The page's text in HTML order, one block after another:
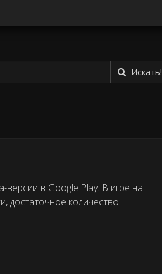
Искать!
в Google Play. В игре на
достаточное количество